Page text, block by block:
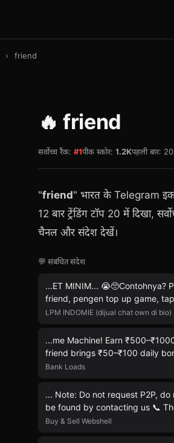
› friend
🔥 friend
सर्वोच्च रैंक: #1पीक स्कोर: 1.2Kपहली बार:
"friend" भारत के Telegram
12 बार ट्रेंडिंग टॉप 20 में दिखा,
चैनल और संदेश देखें।
💬 संबंधित संदेश
...ET MINIM... 😭🥺
friend, pengen top up game,
LPM INDOMIE (dijual chat own di bio)
...me Machine! Earn
friend brings ₹50–₹100 daily
Bank Loads
... Note: Do not request P2P,
be found by contacting us 📞
Buy & Sell Webshell